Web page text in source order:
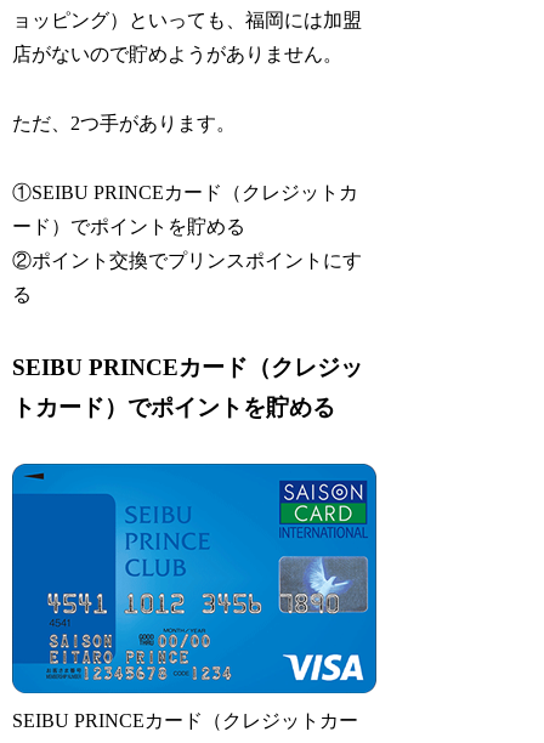
ョッピング）といっても、福岡には加盟
店がないので貯めようがありません。
ただ、2つ手があります。
①SEIBU PRINCEカード（クレジットカ
ード）でポイントを貯める
②ポイント交換でプリンスポイントにす
る
SEIBU PRINCEカード（クレジッ
トカード）でポイントを貯める
SEIBU PRINCEカード（クレジットカー